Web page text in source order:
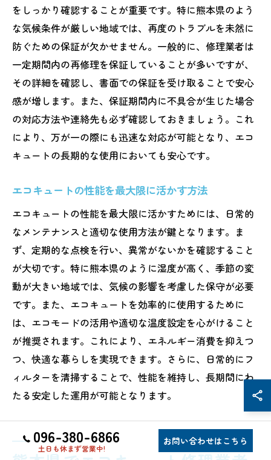
をしっかり確認することが重要です。特に熊本県のよう
な気候条件が厳しい地域では、再度のトラブルを未然に
防ぐための保証が欠かせません。一般的に、修理業者は
一定期間内の再修理を保証していることが多いですが、
その詳細を確認し、書面での保証を受け取ることで安心
感が増します。また、保証期間内に不具合が生じた場合
の対応方法や連絡先も必ず確認しておきましょう。これ
により、万が一の際にも迅速な対応が可能となり、エコ
キュートの長期的な使用においても安心です。
エコキュートの性能を最大限に活かす方法
エコキュートの性能を最大限に活かすためには、日常的
なメンテナンスと適切な使用方法が鍵となります。ま
ず、定期的な点検を行い、異常がないかを確認すること
が大切です。特に熊本県のように湿度が高く、季節の変
動が大きい地域では、気候の影響を考慮した保守が必要
です。また、エコキュートを効率的に使用するために
は、エコモードの活用や適切な温度設定を心がけること
が推奨されます。これにより、エネルギー消費を抑えつ
つ、快適な暮らしを実現できます。さらに、日常的にフ
ィルターを清掃することで、性能を維持し、長期間にわ
たる安定した運用が可能となります。
096-380-6866
土日も休まず営業中!
お問い合わせはこちら